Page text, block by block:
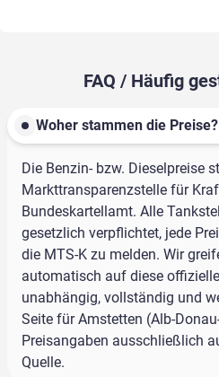
FAQ / Häufig
Woher stammen die Preise?
Die Benzin- bzw. Dieselpreise
Markttransparenzstelle für
Bundeskartellamt. Alle
gesetzlich verpflichtet, jede
die MTS-K zu melden. Wir
automatisch auf diese
unabhängig, vollständig und
Seite für Amstetten (Alb-
Preisangaben ausschließlich
Quelle.